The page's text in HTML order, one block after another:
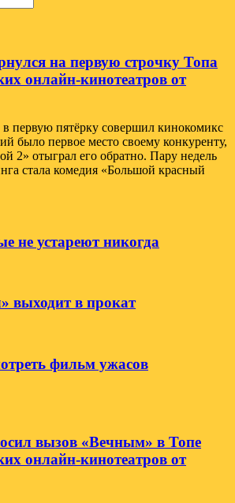
на первую строчку Топа
онлайн-кинотеатров от
первую пятёрку совершил кинокомикс
было первое место своему конкуренту,
2» отыграл его обратно. Пару недель
стала комедия «Большой красный
не устареют никогда
выходит в прокат
фильм ужасов
вызов «Вечным» в Топе
онлайн-кинотеатров от